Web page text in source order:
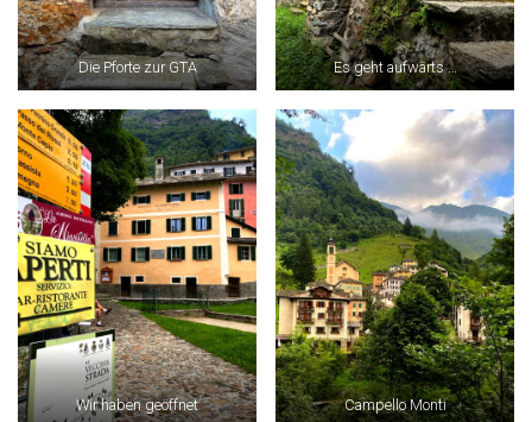
Die Pforte zur GTA Es geht aufwärts …
Wir haben geöffnet Campello Monti